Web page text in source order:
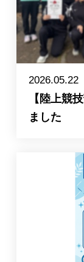
2026.05.22
【陸上競
ました